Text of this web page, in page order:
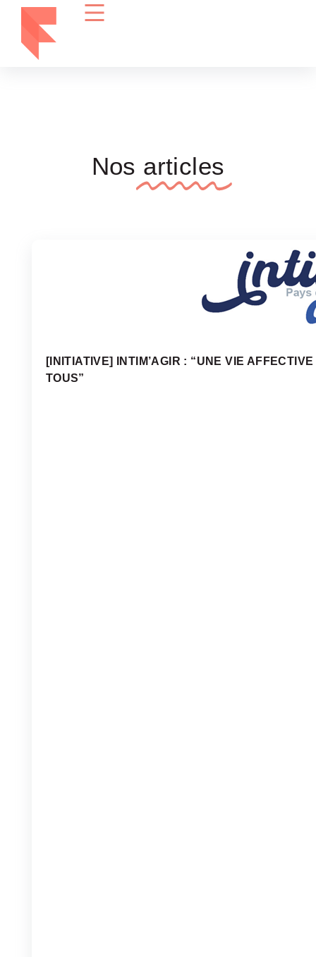
Nos articles
[INITIATIVE] INTIM’AGIR : “UNE VIE
TOUS”